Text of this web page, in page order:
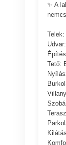
✨ A
Tető: